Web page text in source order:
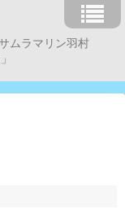
ムラマリン羽村